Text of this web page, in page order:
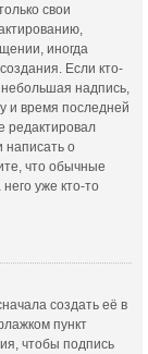
свои
иногда
Если кто-
надпись,
и время последней
редактировал
написать о
что обычные
уже кто-то
создать её в
пункт
чтобы подпись